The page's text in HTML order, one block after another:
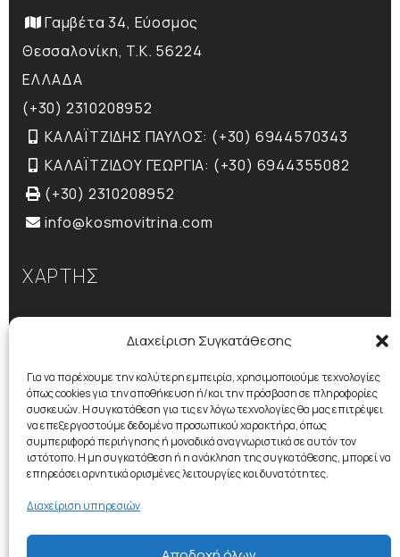
Διαχείριση Συγκατάθεσης
Για να παρέχουμε την καλύτερη εμπειρία, χρησιμοποιούμε τεχνολογίες
όπως cookies για την αποθήκευση ή/και την πρόσβαση σε πληροφορίες
συσκευών. Η συγκατάθεση για τις εν λόγω τεχνολογίες θα μας επιτρέψει
να επεξεργαστούμε δεδομένα προσωπικού χαρακτήρα, όπως
συμπεριφορά περιήγησης ή μοναδικά αναγνωριστικά σε αυτόν τον
ιστότοπο. Η μη συγκατάθεση ή η ανάκληση της συγκατάθεσης, μπορεί να
επηρεάσει αρνητικά ορισμένες λειτουργίες και δυνατότητες.
Διαχείριση υπηρεσιών
Γαμβέτα 34, Εύοσμος
Θεσσαλονίκη, T.K. 56224
ΕΛΛΑΔΑ
(+30) 2310208952
ΚΑΛΑΪΤΖΙΔΗΣ ΠΑΥΛΟΣ: (+30) 6944570343
ΚΑΛΑΪΤΖΙΔΟΥ ΓΕΩΡΓΙΑ: (+30) 6944355082
(+30) 2310208952
info@kosmovitrina.com
ΧΑΡΤΗΣ